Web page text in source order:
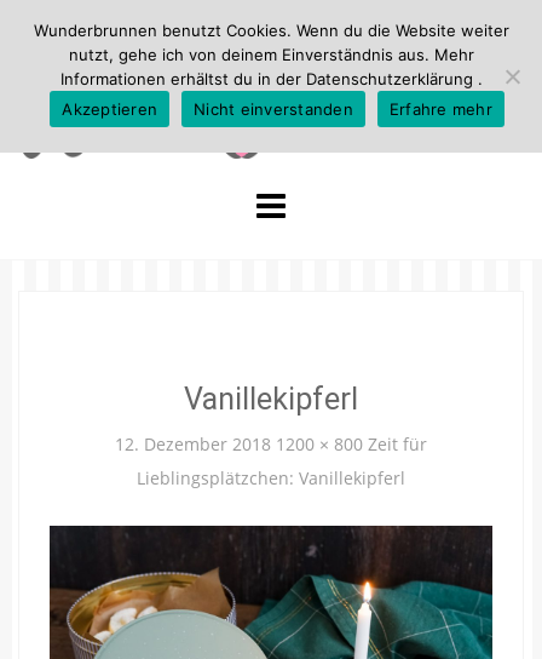
Vanillekipferl
12. Dezember 2018 1200 × 800 Zeit für
Lieblingsplätzchen: Vanillekipferl
Wunderbrunnen benutzt Cookies. Wenn du die Website weiter
nutzt, gehe ich von deinem Einverständnis aus. Mehr
Informationen erhältst du in der Datenschutzerklärung .
Akzeptieren
Nicht einverstanden Erfahre mehr